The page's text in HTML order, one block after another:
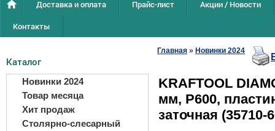
Доставка и оплата Прайс-лист
Акции / Новости
Контакты
Каталог
Новинки 2024
Товар месяца
Хит продаж
Столярно-слесарный
Главная » Новинки 2024
KRAFTOOL
мм, Р600,
заточная (35710-